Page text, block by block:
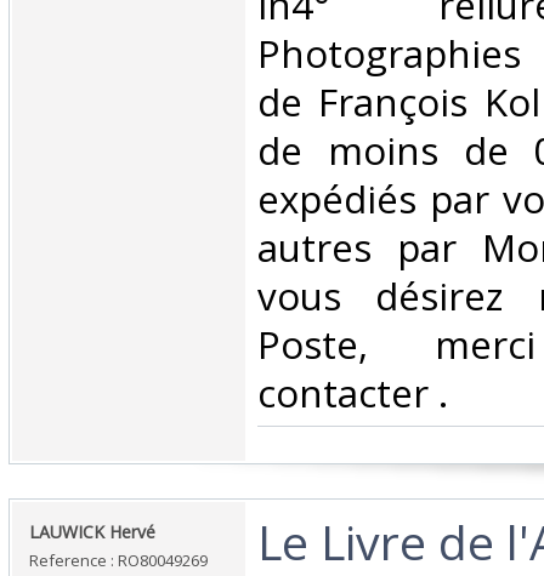
de François
de moins de
expédiés par
autres par
vous désirez
Poste,
contacter . ‎
‎LAUWICK Hervé‎
Reference : RO80049269
‎Le Livre de